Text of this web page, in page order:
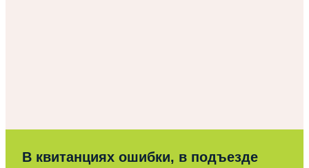
В квитанциях ошибки, в подъезде